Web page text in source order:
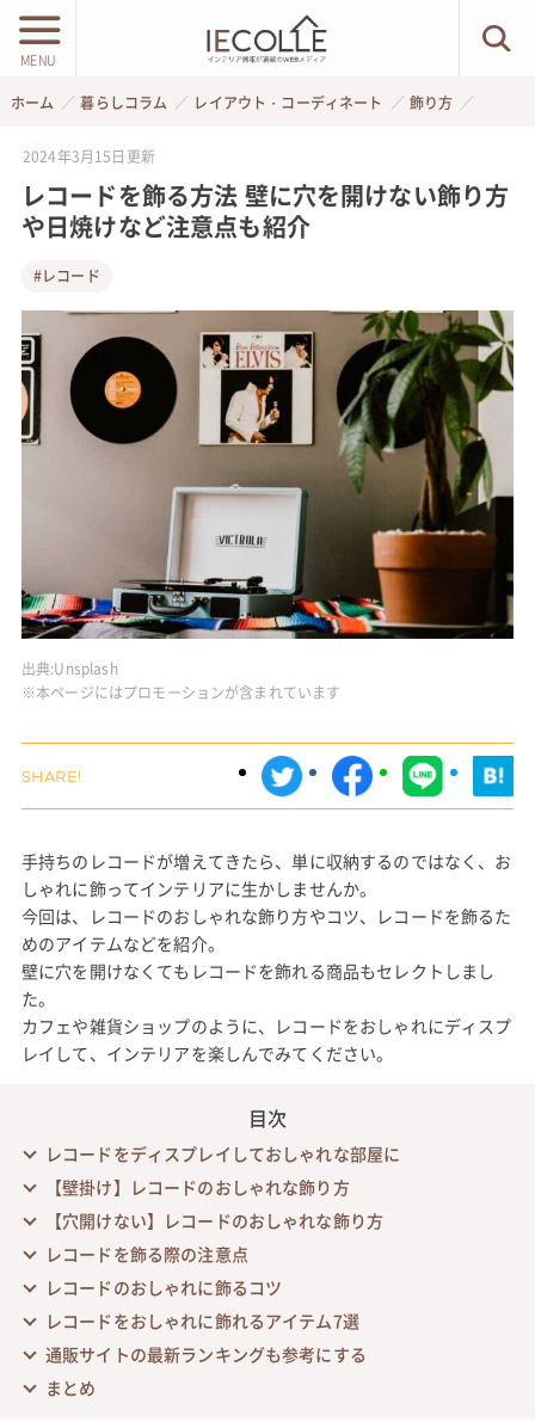
MENU
ホーム 暮らしコラム レイアウト・コーディネート 飾り方
2024年3月15日 更新
レコードを飾る方法 壁に穴を開けない飾り方
や日焼けなど注意点も紹介
#レコード
出典:Unsplash
※本ページにはプロモーションが含まれています
手持ちのレコードが増えてきたら、単に収納するのではなく、お
しゃれに飾ってインテリアに生かしませんか。
今回は、レコードのおしゃれな飾り方やコツ、レコードを飾るた
めのアイテムなどを紹介。
壁に穴を開けなくてもレコードを飾れる商品もセレクトしまし
た。
カフェや雑貨ショップのように、レコードをおしゃれにディスプ
レイして、インテリアを楽しんでみてください。
目次
レコードをディスプレイしておしゃれな部屋に
【壁掛け】レコードのおしゃれな飾り方
【穴開けない】レコードのおしゃれな飾り方
レコードを飾る際の注意点
レコードのおしゃれに飾るコツ
レコードをおしゃれに飾れるアイテム7選
通販サイトの最新ランキングも参考にする
まとめ